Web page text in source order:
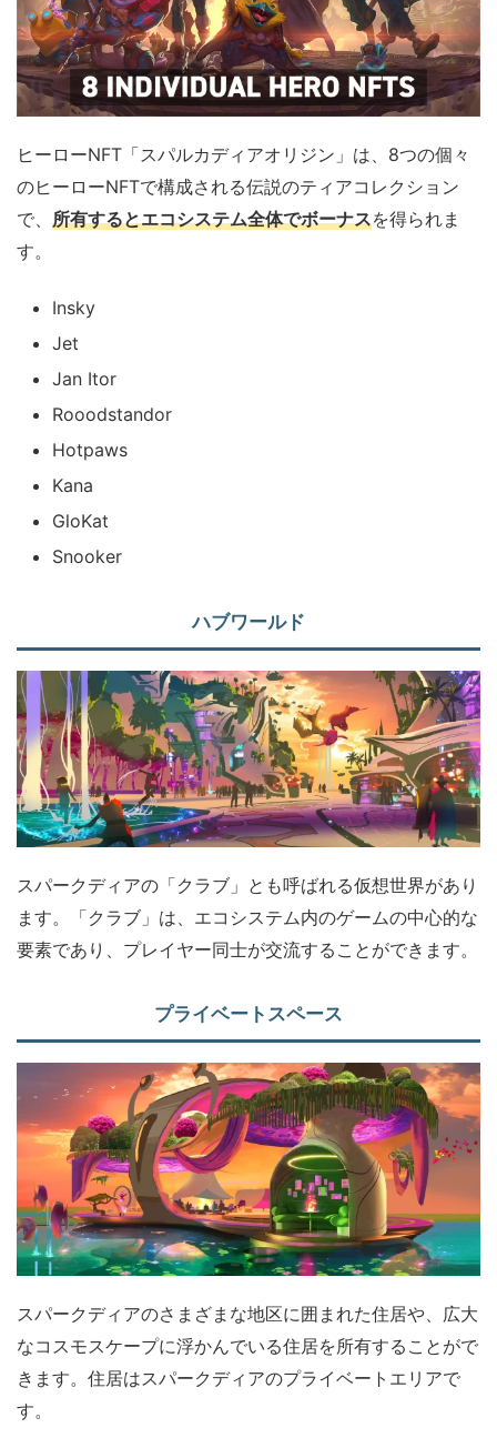
ヒーローNFT「スパルカディアオリジン」は、8つの個々
のヒーローNFTで構成される伝説のティアコレクション
で、 所有するとエコシステム全体でボーナスを得られま
す。
Insky
Jet
Jan Itor
Rooodstandor
Hotpaws
Kana
GloKat
Snooker
ハブワールド
スパークディアの「クラブ」とも呼ばれる仮想世界があり
ます。「クラブ」は、エコシステム内のゲームの中心的な
要素であり、プレイヤー同士が交流することができます。
プライベートスペース
スパークディアのさまざまな地区に囲まれた住居や、広大
なコスモスケープに浮かんでいる住居を所有することがで
きます。住居はスパークディアのプライベートエリアで
す。